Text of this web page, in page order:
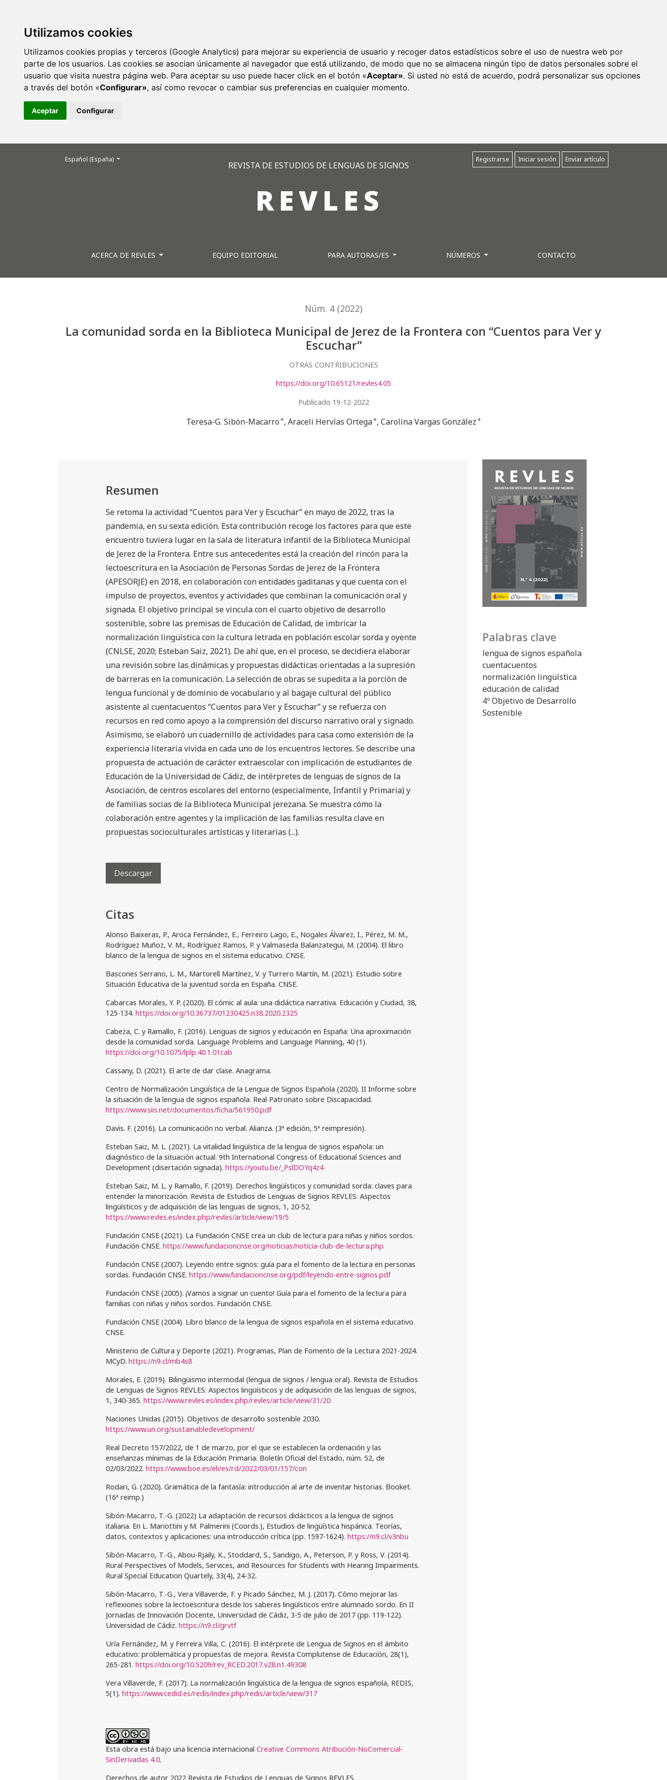
Utilizamos cookies
Utilizamos cookies propias y terceros (Google Analytics) para mejorar su experiencia de usuario y recoger datos estadísticos sobre el uso de nuestra web por
parte de los usuarios. Las cookies se asocian únicamente al navegador que está utilizando, de modo que no se almacena ningún tipo de datos personales sobre el
usuario que visita nuestra página web. Para aceptar su uso puede hacer click en el botón «Aceptar». Si usted no está de acuerdo, podrá personalizar sus opciones
a través del botón «Configurar», así como revocar o cambiar sus preferencias en cualquier momento.
Aceptar Configurar
La comunidad sorda en la Biblioteca Municipal de Jerez de la Frontera con “Cuentos para Ver y Escuchar”
REVISTA DE ESTUDIOS DE LENGUAS DE SIGNOS
REVLES
ACERCA DE REVLES EQUIPO EDITORIAL PARA AUTORAS/ES NÚMEROS CONTACTO
Registrarse Iniciar sesión Enviar artículo
Cambiar el idioma. El actual es:
Español (España)
Núm. 4 (2022)
La comunidad sorda en la Biblioteca Municipal de Jerez de la Frontera con “Cuentos para Ver y
Escuchar”
OTRAS CONTRIBUCIONES
https://doi.org/10.65121/revles4.05
Publicado 19-12-2022
Teresa-G. Sibón-Macarro + Araceli Hervías Ortega+ Carolina Vargas González +
Palabras clave
lengua de signos española
cuentacuentos
normalización lingüística
educación de calidad
4º Objetivo de Desarrollo
Sostenible
Resumen
Se retoma la actividad “Cuentos para Ver y Escuchar” en mayo de 2022, tras la
pandemia, en su sexta edición. Esta contribución recoge los factores para que este
encuentro tuviera lugar en la sala de literatura infantil de la Biblioteca Municipal
de Jerez de la Frontera. Entre sus antecedentes está la creación del rincón para la
lectoescritura en la Asociación de Personas Sordas de Jerez de la Frontera
(APESORJE) en 2018, en colaboración con entidades gaditanas y que cuenta con el
impulso de proyectos, eventos y actividades que combinan la comunicación oral y
signada. El objetivo principal se vincula con el cuarto objetivo de desarrollo
sostenible, sobre las premisas de Educación de Calidad, de imbricar la
normalización lingüística con la cultura letrada en población escolar sorda y oyente
(CNLSE, 2020; Esteban Saiz, 2021). De ahí que, en el proceso, se decidiera elaborar
una revisión sobre las dinámicas y propuestas didácticas orientadas a la supresión
de barreras en la comunicación. La selección de obras se supedita a la porción de
lengua funcional y de dominio de vocabulario y al bagaje cultural del público
asistente al cuentacuentos “Cuentos para Ver y Escuchar” y se refuerza con
recursos en red como apoyo a la comprensión del discurso narrativo oral y signado.
Asimismo, se elaboró un cuadernillo de actividades para casa como extensión de la
experiencia literaria vivida en cada uno de los encuentros lectores. Se describe una
propuesta de actuación de carácter extraescolar con implicación de estudiantes de
Educación de la Universidad de Cádiz, de intérpretes de lenguas de signos de la
Asociación, de centros escolares del entorno (especialmente, Infantil y Primaria) y
de familias socias de la Biblioteca Municipal jerezana. Se muestra cómo la
colaboración entre agentes y la implicación de las familias resulta clave en
propuestas socioculturales artísticas y literarias (...).
Descargar
Citas
Alonso Baixeras, P., Aroca Fernández, E., Ferreiro Lago, E., Nogales Álvarez, I., Pérez, M. M.,
Rodríguez Muñoz, V. M., Rodríguez Ramos, P. y Valmaseda Balanzategui, M. (2004). El libro
blanco de la lengua de signos en el sistema educativo. CNSE.
Bascones Serrano, L. M., Martorell Martínez, V. y Turrero Martín, M. (2021). Estudio sobre
Situación Educativa de la juventud sorda en España. CNSE.
Cabarcas Morales, Y. P. (2020). El cómic al aula: una didáctica narrativa. Educación y Ciudad, 38,
125-134. https://doi.org/10.36737/01230425.n38.2020.2325
Cabeza, C. y Ramallo, F. (2016). Lenguas de signos y educación en España: Una aproximación
desde la comunidad sorda. Language Problems and Language Planning, 40 (1).
https://doi.org/10.1075/lplp.40.1.01cab
Cassany, D. (2021). El arte de dar clase. Anagrama.
Centro de Normalización Lingüística de la Lengua de Signos Española (2020). II Informe sobre
la situación de la lengua de signos española. Real Patronato sobre Discapacidad.
https://www.siis.net/documentos/ficha/561950.pdf
Davis. F. (2016). La comunicación no verbal. Alianza. (3ª edición, 5ª reimpresión).
Esteban Saiz, M. L. (2021). La vitalidad lingüística de la lengua de signos española: un
diagnóstico de la situación actual. 9th International Congress of Educational Sciences and
Development (disertación signada). https://youtu.be/_PslDOYq4z4
Esteban Saiz, M. L. y Ramallo, F. (2019). Derechos lingüísticos y comunidad sorda: claves para
entender la minorización. Revista de Estudios de Lenguas de Signos REVLES: Aspectos
lingüísticos y de adquisición de las lenguas de signos, 1, 20-52.
https://www.revles.es/index.php/revles/article/view/19/5
Fundación CNSE (2021). La Fundación CNSE crea un club de lectura para niñas y niños sordos.
Fundación CNSE. https://www.fundacioncnse.org/noticias/noticia-club-de-lectura.php
Fundación CNSE (2007). Leyendo entre signos: guía para el fomento de la lectura en personas
sordas. Fundación CNSE. https://www.fundacioncnse.org/pdf/leyendo-entre-signos.pdf
Fundación CNSE (2005). ¡Vamos a signar un cuento! Guía para el fomento de la lectura para
familias con niñas y niños sordos. Fundación CNSE.
Fundación CNSE (2004). Libro blanco de la lengua de signos española en el sistema educativo.
CNSE.
Ministerio de Cultura y Deporte (2021). Programas, Plan de Fomento de la Lectura 2021-2024.
MCyD. https://n9.cl/mb4s8
Morales, E. (2019). Bilingüismo intermodal (lengua de signos / lengua oral). Revista de Estudios
de Lenguas de Signos REVLES: Aspectos lingüísticos y de adquisición de las lenguas de signos,
1, 340-365. https://www.revles.es/index.php/revles/article/view/31/20
Naciones Unidas (2015). Objetivos de desarrollo sostenible 2030.
https://www.un.org/sustainabledevelopment/
Real Decreto 157/2022, de 1 de marzo, por el que se establecen la ordenación y las
enseñanzas mínimas de la Educación Primaria. Boletín Oficial del Estado, núm. 52, de
02/03/2022. https://www.boe.es/eli/es/rd/2022/03/01/157/con
Rodari, G. (2020). Gramática de la fantasía: introducción al arte de inventar historias. Booket.
(16ª reimp.)
Sibón-Macarro, T.-G. (2022) La adaptación de recursos didácticos a la lengua de signos
italiana. En L. Mariottini y M. Palmerini (Coords.), Estudios de lingüística hispánica. Teorías,
datos, contextos y aplicaciones: una introducción crítica (pp. 1597-1624). https://n9.cl/v3nbu
Sibón-Macarro, T.-G., Abou-Rjaily, K., Stoddard, S., Sandigo, A., Peterson, P. y Ross, V. (2014).
Rural Perspectives of Models, Services, and Resources for Students with Hearing Impairments.
Rural Special Education Quartely, 33(4), 24-32.
Sibón-Macarro, T.-G., Vera Villaverde, F. y Picado Sánchez, M. J. (2017). Cómo mejorar las
reflexiones sobre la lectoescritura desde los saberes lingüísticos entre alumnado sordo. En II
Jornadas de Innovación Docente, Universidad de Cádiz, 3-5 de julio de 2017 (pp. 119-122).
Universidad de Cádiz. https://n9.cl/grvtf
Uría Fernández, M. y Ferreira Villa, C. (2016). El intérprete de Lengua de Signos en el ámbito
educativo: problemática y propuestas de mejora. Revista Complutense de Educación, 28(1),
265-281. https://doi.org/10.5209/rev_RCED.2017.v28.n1.49308
Vera Villaverde, F. (2017). La normalización lingüística de la lengua de signos española, REDIS,
5(1). https://www.cedid.es/redis/index.php/redis/article/view/317
Esta obra está bajo una licencia internacional Creative Commons Atribución-NoComercial-
SinDerivadas 4.0.
Derechos de autor 2022 Revista de Estudios de Lenguas de Signos REVLES